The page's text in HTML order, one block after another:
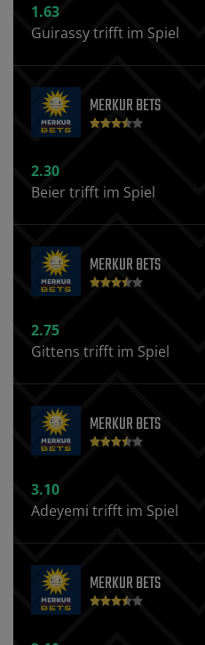
1.63
Guirassy trifft im Spiel
MERKUR BETS
2.30
Beier trifft im Spiel
MERKUR BETS
2.75
Gittens trifft im Spiel
MERKUR BETS
3.10
Adeyemi trifft im Spiel
MERKUR BETS